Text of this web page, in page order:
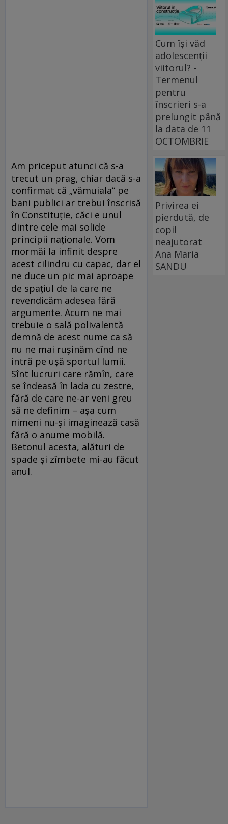
Am priceput atunci că s-a
trecut un prag, chiar dacă s-a
confirmat că „vămuiala“ pe
bani publici ar trebui înscrisă
în Constituţie, căci e unul
dintre cele mai solide
principii naţionale. Vom
mormăi la infinit despre
acest cilindru cu capac, dar el
ne duce un pic mai aproape
de spaţiul de la care ne
revendicăm adesea fără
argumente. Acum ne mai
trebuie o sală polivalentă
demnă de acest nume ca să
nu ne mai ruşinăm cînd ne
intră pe uşă sportul lumii.
Sînt lucruri care rămîn, care
se îndeasă în lada cu zestre,
fără de care ne-ar veni greu
să ne definim – aşa cum
nimeni nu-şi imaginează casă
fără o anume mobilă.
Betonul acesta, alături de
spade şi zîmbete mi-au făcut
anul.
Cum își văd
adolescenții
viitorul? -
Termenul
pentru
înscrieri s-a
prelungit până
la data de 11
OCTOMBRIE
Privirea ei
pierdută, de
copil
neajutorat
Ana Maria
SANDU